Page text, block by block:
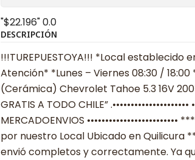
"$22.196"0.0
DESCRIPCIÓN
!!!TUREPUESTOYA!!! *Local
Atención* *Lunes – Viernes 08:30 /
(Cerámica) Chevrolet Tahoe 5.3 16V 2007-
GRATIS A TODO CHILE” .•••••••••••••••••••••
MERCADOENVIOS
por nuestro Local Ubicado en Quilicura
envió completos y correctamente. Ya